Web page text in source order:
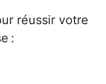
réussir votre
: